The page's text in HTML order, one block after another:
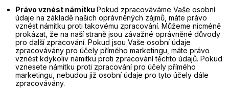
Právo vznést námitku Pokud zpracováváme Vaše osobní
údaje na základě našich oprávněných zájmů, máte právo
vznést námitku proti takovému zpracování. Můžeme nicméně
prokázat, že na naší straně jsou závažné oprávněné důvody
pro další zpracování. Pokud jsou Vaše osobní údaje
zpracovávány pro účely přímého marketingu, máte právo
vznést kdykoliv námitku proti zpracování těchto údajů. Pokud
vznesete námitku proti zpracování pro účely přímého
marketingu, nebudou již osobní údaje pro tyto účely dále
zpracovávány.